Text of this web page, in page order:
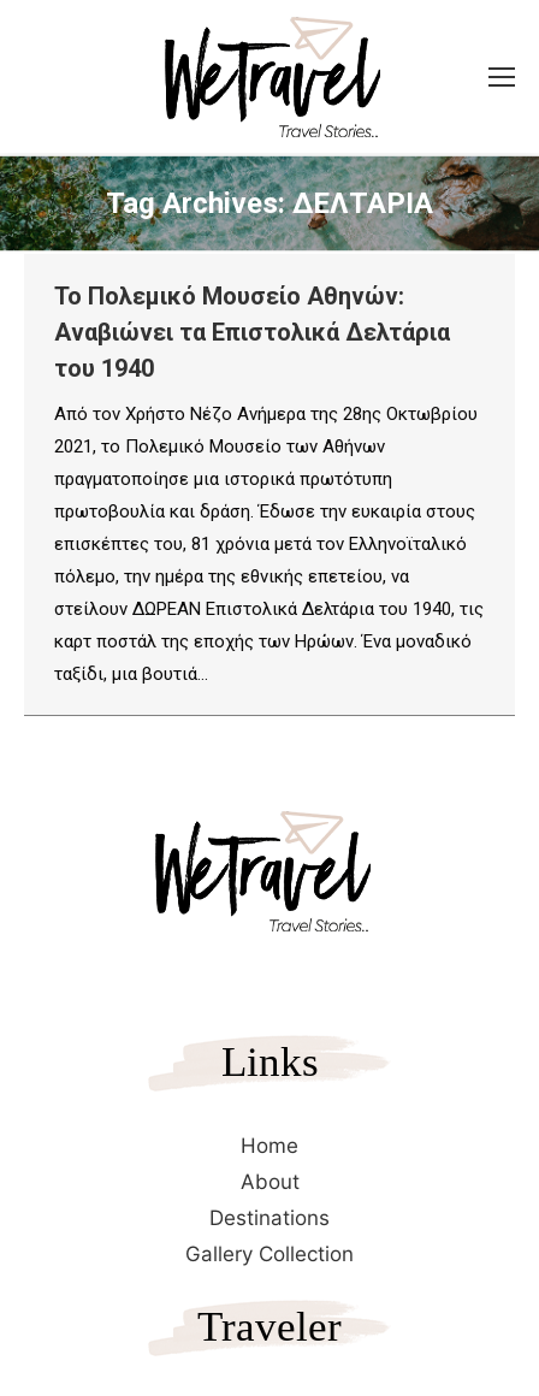
Tag Archives:ΔΕΛΤΑΡΙΑ
Το Πολεμικό Μουσείο Αθηνών:
Αναβιώνει τα Επιστολικά Δελτάρια
του 1940
Από τον Χρήστο Νέζο Ανήμερα της 28ης Οκτωβρίου
2021, το Πολεμικό Μουσείο των Αθήνων
πραγματοποίησε μια ιστορικά πρωτότυπη
πρωτοβουλία και δράση. Έδωσε την ευκαιρία στους
επισκέπτες του, 81 χρόνια μετά τον Ελληνοϊταλικό
πόλεμο, την ημέρα της εθνικής επετείου, να
στείλουν ΔΩΡΕΑΝ Επιστολικά Δελτάρια του 1940, τις
καρτ ποστάλ της εποχής των Ηρώων. Ένα μοναδικό
ταξίδι, μια βουτιά…
Links
Home
About
Destinations
Gallery Collection
Traveler